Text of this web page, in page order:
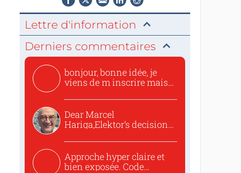
Lettre d'information
Derniers commentaires
bonjour, bonne idée, je
viens de m inscrire mais
Dear Marcel
Hariga,Elektor’s decision
Approche hyper claire et
bien exposée. Code